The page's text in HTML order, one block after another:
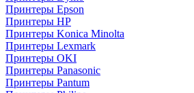
Принтеры Epson
Принтеры HP
Принтеры Konica Minolta
Принтеры Lexmark
Принтеры OKI
Принтеры Panasonic
Принтеры Pantum